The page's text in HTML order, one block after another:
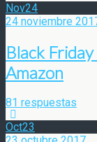
Nov24
24 noviembre
Black
Amazon
81 respuestas
Oct23